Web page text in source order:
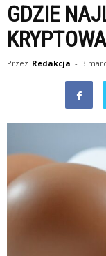
GDZIE
Przez Redakcja - 3